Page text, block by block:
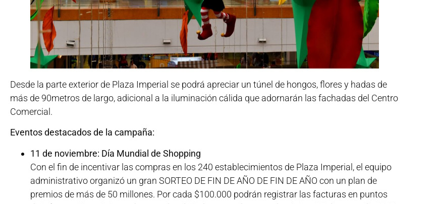
Desde la parte exterior de Plaza Imperial se podrá apreciar un túnel de hongos, flores y hadas de
más de 90metros de largo, adicional a la iluminación cálida que adornarán las fachadas del Centro
Comercial.
Eventos destacados de la campaña:
11 de noviembre: Día Mundial de Shopping
Con el fin de incentivar las compras en los 240 establecimientos de Plaza Imperial, el equipo
administrativo organizó un gran SORTEO DE FIN DE AÑO DE FIN DE AÑO con un plan de
premios de más de 50 millones. Por cada $100.000 podrán registrar las facturas en puntos